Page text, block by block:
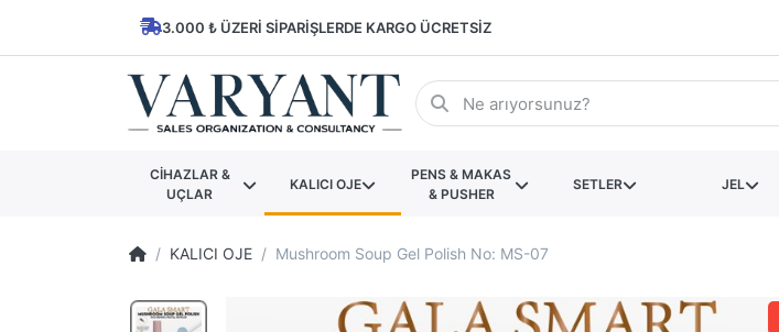
3.000 ₺ ÜZERI SIPARIŞLERDE KARGO ÜCRETSIZ
CİHAZLAR &
UÇLAR
KALICI OJE
PENS & MAKAS
& PUSHER
SETLER JEL
KALICI OJE Mushroom Soup Gel Polish No: MS-07